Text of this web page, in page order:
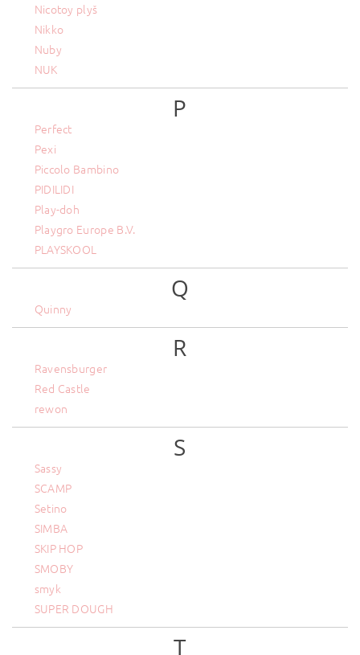
Nicotoy plyš
Nikko
Nuby
NUK
P
Perfect
Pexi
Piccolo Bambino
PIDILIDI
Play-doh
Playgro Europe B.V.
PLAYSKOOL
Q
Quinny
R
Ravensburger
Red Castle
rewon
S
Sassy
SCAMP
Setino
SIMBA
SKIP HOP
SMOBY
smyk
SUPER DOUGH
T